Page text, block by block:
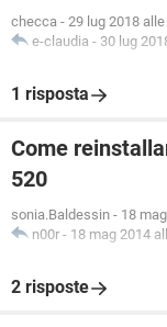
checca - 29 lug 2018
e-claudia - 30 lug
1 risposta
Come
520
sonia.Baldessin - 18
n00r - 18 mag 2014
2 risposte